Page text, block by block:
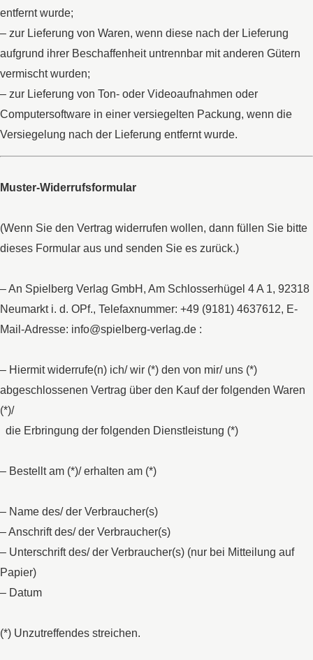
entfernt wurde;
– zur Lieferung von Waren, wenn diese nach der Lieferung
aufgrund ihrer Beschaffenheit untrennbar mit anderen Gütern
vermischt wurden;
– zur Lieferung von Ton- oder Videoaufnahmen oder
Computersoftware in einer versiegelten Packung, wenn die
Versiegelung nach der Lieferung entfernt wurde.
Muster-Widerrufsformular
(Wenn Sie den Vertrag widerrufen wollen, dann füllen Sie bitte
dieses Formular aus und senden Sie es zurück.)
– An Spielberg Verlag GmbH, Am Schlosserhügel 4 A 1, 92318
Neumarkt i. d. OPf., Telefaxnummer: +49 (9181) 4637612, E-
Mail-Adresse: info@spielberg-verlag.de :
– Hiermit widerrufe(n) ich/ wir (*) den von mir/ uns (*)
abgeschlossenen Vertrag über den Kauf der folgenden Waren
(*)/
die Erbringung der folgenden Dienstleistung (*)
– Bestellt am (*)/ erhalten am (*)
– Name des/ der Verbraucher(s)
– Anschrift des/ der Verbraucher(s)
– Unterschrift des/ der Verbraucher(s) (nur bei Mitteilung auf
Papier)
– Datum
(*) Unzutreffendes streichen.